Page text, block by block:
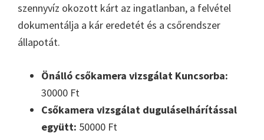
szennyvíz okozott kárt az ingatlanban, a felvétel
dokumentálja a kár eredetét és a csőrendszer
állapotát.
Önálló csőkamera vizsgálat Kuncsorba:
30000 Ft
Csőkamera vizsgálat duguláselhárítással
együtt: 50000 Ft